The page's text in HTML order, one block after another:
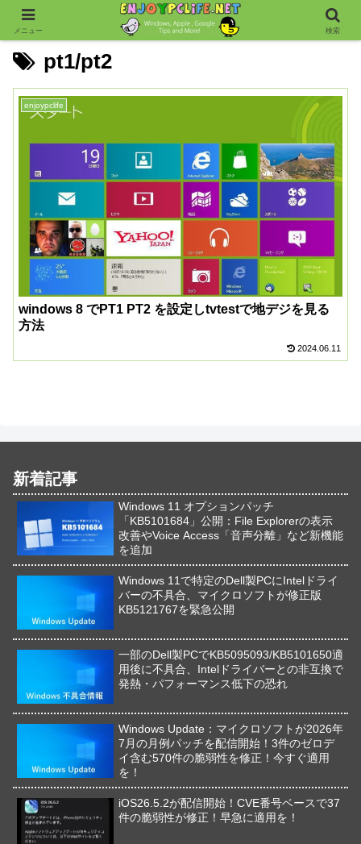
pt1/pt2
enjoypclife
windows 8 でPT1 PT2 を設定しtvtestで地デジを見る
方法
2024.06.11
新着記事
Windows 11 オプションパッチ
「KB5101684」公開：File Explorerの表示
改善やVoice Access「音声分離」など新機能
を追加
Windows 11で特定のDell製PCにIntelドライ
バーの不具合、マイクロソフトが修正版
KB5121767を緊急公開
一部のDell製PCでKB5095093/KB5101650適
用後に不具合、Intelドライバーとの非互換で
発熱・パフォーマンス低下の恐れ
Windows Update：マイクロソフトが2026年
7月の月例パッチを配信開始！3件のゼロデ
イ含む570件の脆弱性を修正！今すぐ適用
を！
iOS26.5.2が配信開始！CVE番号ベースで37
件の脆弱性が修正！早急に適用を！
メニュー 検索